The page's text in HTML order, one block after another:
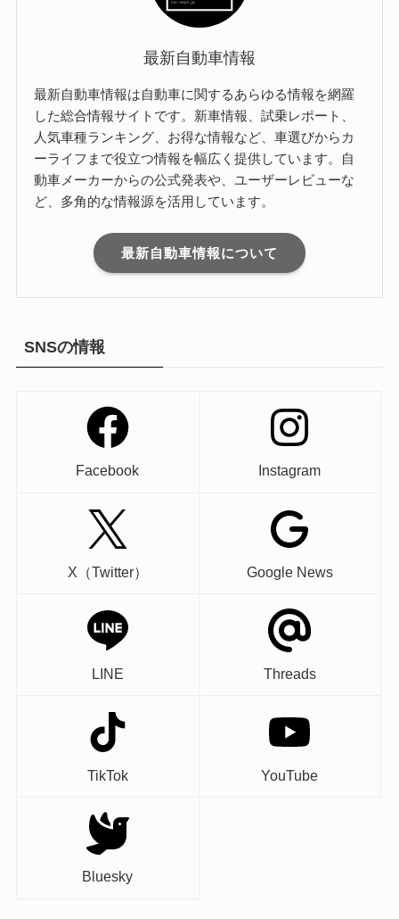
最新自動車情報
最新自動車情報は自動車に関するあらゆる情報を網羅
した総合情報サイトです。新車情報、試乗レポート、
人気車種ランキング、お得な情報など、車選びからカ
ーライフまで役立つ情報を幅広く提供しています。自
動車メーカーからの公式発表や、ユーザーレビューな
ど、多角的な情報源を活用しています。
最新自動車情報について
SNSの情報
Facebook Instagram
X（Twitter） Google News
LINE Threads
TikTok YouTube
Bluesky